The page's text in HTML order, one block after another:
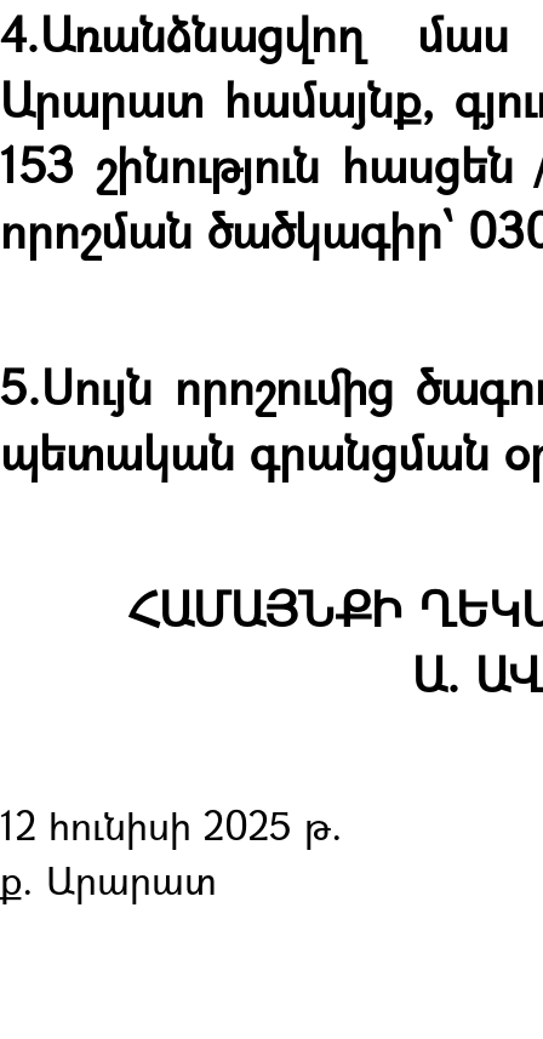
4.Առանձնացվող
Արարատ համայնք,
153 շինություն հասցեն
որոշման ծածկագիր՝
5.Սույն որոշումից
պետական գրանցման
ՀԱՄԱՅՆՔԻ
Ա.
12 հունիսի 2025 թ.
ք. Արարատ